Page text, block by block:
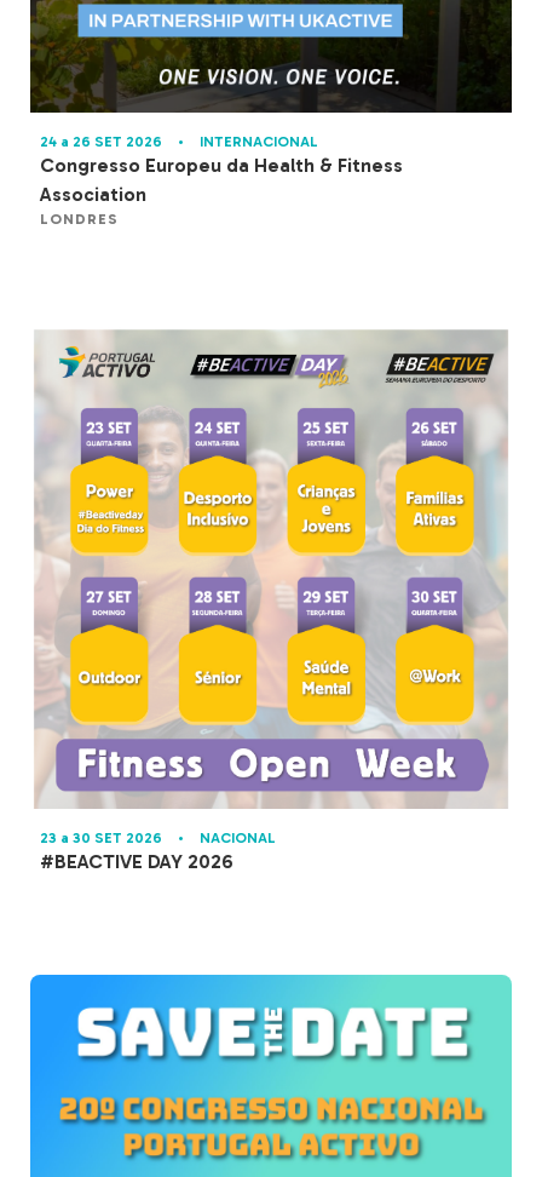
24 a 26 SET 2026 • INTERNACIONAL
Congresso Europeu da Health & Fitness
Association
LONDRES
23 a 30 SET 2026 • NACIONAL
#BEACTIVE DAY 2026